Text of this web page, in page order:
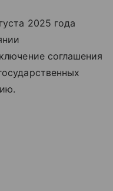
2025 года
соглашения